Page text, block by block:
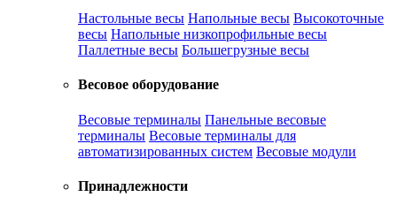
Настольные весы Напольные весы Высокоточные
весы Напольные низкопрофильные весы
Паллетные весы Большегрузные весы
Весовое оборудование
Весовые терминалы Панельные весовые
терминалы Весовые терминалы для
автоматизированных систем Весовые модули
Принадлежности